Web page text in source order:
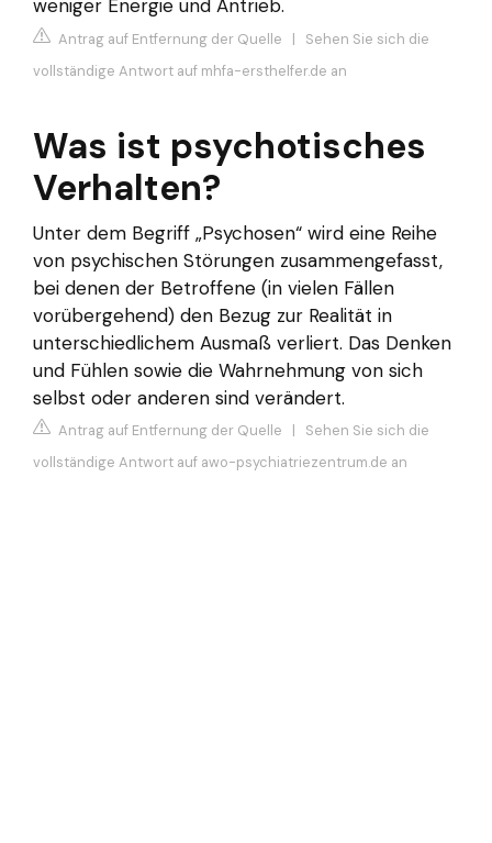
weniger Energie und Antrieb.
Antrag auf Entfernung der Quelle | Sehen Sie sich die
vollständige Antwort auf mhfa-ersthelfer.de an
Was ist psychotisches
Verhalten?
Unter dem Begriff „Psychosen“ wird eine Reihe
von psychischen Störungen zusammengefasst,
bei denen der Betroffene (in vielen Fällen
vorübergehend) den Bezug zur Realität in
unterschiedlichem Ausmaß verliert. Das Denken
und Fühlen sowie die Wahrnehmung von sich
selbst oder anderen sind verändert.
Antrag auf Entfernung der Quelle | Sehen Sie sich die
vollständige Antwort auf awo-psychiatriezentrum.de an